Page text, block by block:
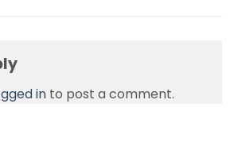
in to post a comment.